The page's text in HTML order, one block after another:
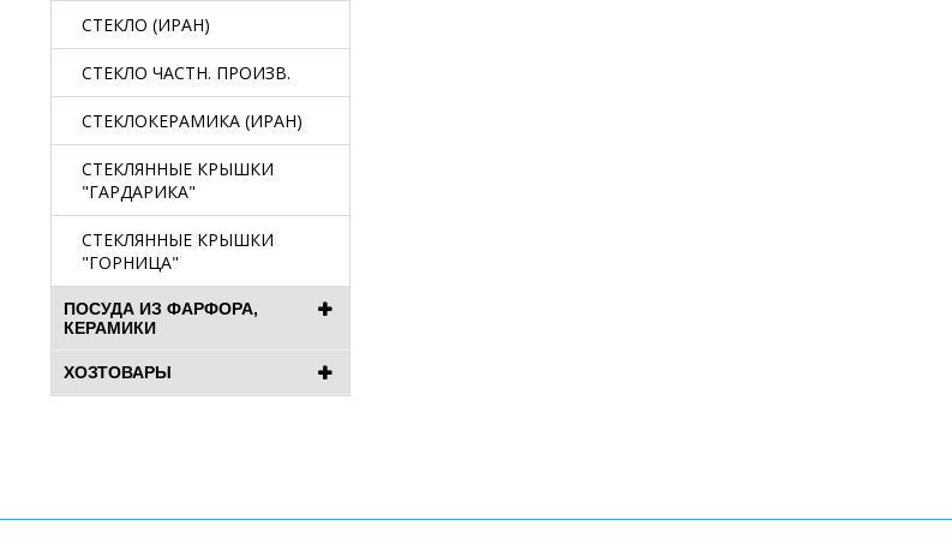
СТЕКЛО (ИРАН)
СТЕКЛО ЧАСТН. ПРОИЗВ.
СТЕКЛОКЕРАМИКА (ИРАН)
СТЕКЛЯННЫЕ КРЫШКИ
"ГАРДАРИКА"
СТЕКЛЯННЫЕ КРЫШКИ
"ГОРНИЦА"
ПОСУДА ИЗ ФАРФОРА,
КЕРАМИКИ
ХОЗТОВАРЫ